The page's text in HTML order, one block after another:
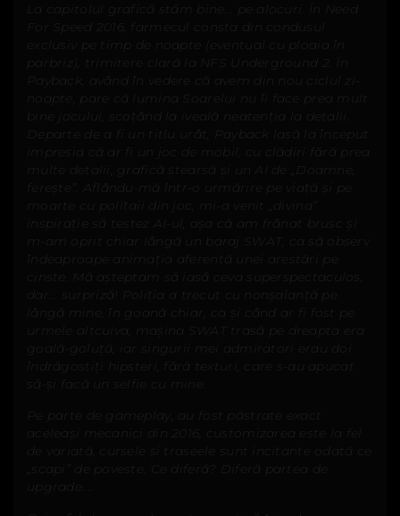
La capitolul grafică stăm bine... pe alocuri. În Need
For Speed 2016, farmecul consta din condusul
exclusiv pe timp de noapte (eventual cu ploaia în
parbriz), trimitere clară la NFS Underground 2. În
Payback, având în vedere că avem din nou ciclul zi-
noapte, pare că lumina Soarelui nu îi face prea mult
bine jocului, scoțând la iveală neatenția la detalii.
Departe de a fi un titlu urât, Payback lasă la început
impresia că ar fi un joc de mobil, cu clădiri fără prea
multe detalii, grafică ștearsă și un AI de „Doamne,
ferește”. Aflându-mă într-o urmărire pe viață și pe
moarte cu polițaii din joc, mi-a venit „divina”
inspirație să testez AI-ul, așa că am frânat brusc și
m-am oprit chiar lângă un baraj SWAT, ca să observ
îndeaproape animația aferentă unei arestări pe
cinste. Mă așteptam să iasă ceva superspectaculos,
dar... surpriză! Poliția a trecut cu nonșalanță pe
lângă mine, în goană chiar, ca și când ar fi fost pe
urmele altcuiva, mașina SWAT trasă pe dreapta era
goală-goluță, iar singurii mei admiratori erau doi
îndrăgostiți hipsteri, fără texturi, care s-au apucat
să-și facă un selfie cu mine.
Pe parte de gameplay, au fost păstrate exact
aceleași mecanici din 2016, customizarea este la fel
de variată, cursele și traseele sunt incitante odată ce
„scapi” de poveste. Ce diferă? Diferă partea de
upgrade....